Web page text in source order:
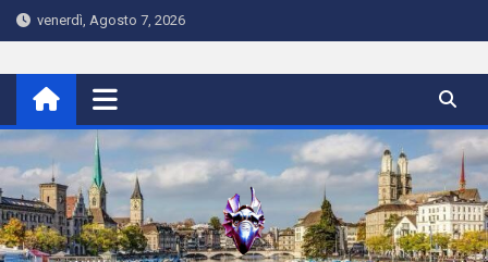
Skip
to
venerdì, Agosto 7, 2026